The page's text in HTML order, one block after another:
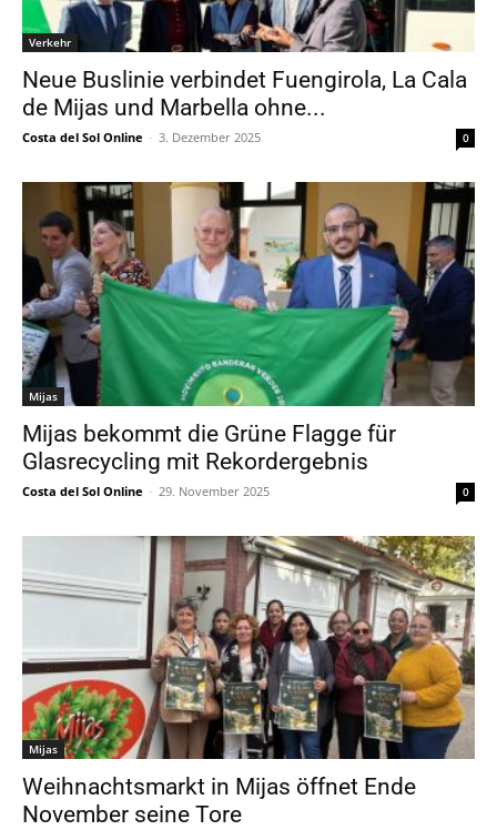
Verkehr
Neue Buslinie verbindet Fuengirola, La Cala
de Mijas und Marbella ohne...
Costa del Sol Online - 3. Dezember 2025 0
Mijas
Mijas bekommt die Grüne Flagge für
Glasrecycling mit Rekordergebnis
Costa del Sol Online - 29. November 2025 0
Mijas
Weihnachtsmarkt in Mijas öffnet Ende
November seine Tore